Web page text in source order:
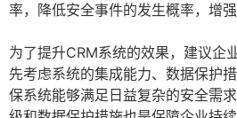
率，降低安全事件的发生概率，增强
为了提升CRM系统的效果，建议企
先考虑系统的集成能力、数据保护
保系统能够满足日益复杂的安全需